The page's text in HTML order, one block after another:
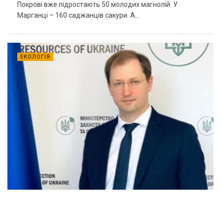
Покрові вже підростають 50 молодих магнолій. У
Марганці – 160 саджанців сакури. А...
ЕКОЛОГІЯ